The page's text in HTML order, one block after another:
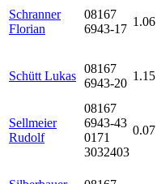
Schranner
Florian
08167
6943-17
1.06
Schütt Lukas
08167
6943-20
1.15
Sellmeier
Rudolf
08167
6943-43
0171
3032403
0.07